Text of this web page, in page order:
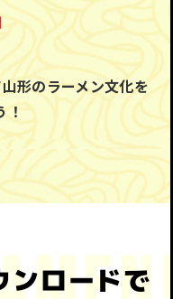
形のラーメン文化を
！
ンロードで